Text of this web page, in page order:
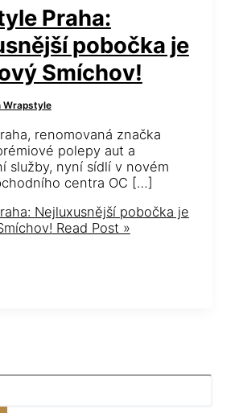
Praha:
pobočka je
Smíchov!
Wrapstyle
renomovaná značka
polepy aut a
služby, nyní sídlí v novém
centra OC […]
Nejluxusnější pobočka je
Read Post »